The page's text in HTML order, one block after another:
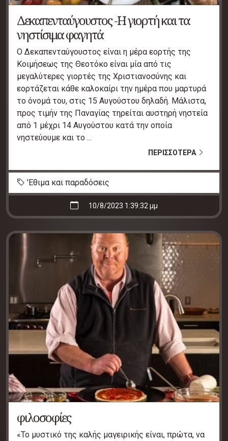
Δεκαπενταύγουστος -Η γιορτή και τα
νηστίσιμα φαγητά
Ο Δεκαπενταύγουστος είναι η μέρα εορτής της
Κοιμήσεως της Θεοτόκο είναι μία από τις
μεγαλύτερες γιορτές της Χριστιανοσύνης και
εορτάζεται κάθε καλοκαίρι την ημέρα που μαρτυρά
το όνομά του, στις 15 Αυγούστου δηλαδή. Μάλιστα,
προς τιμήν της Παναγίας τηρείται αυστηρή νηστεία
από 1 μέχρι 14 Αυγούστου κατά την οποία
νηστεύουμε και το ...
ΠΕΡΙΣΣΟΤΕΡΑ
'Εθιμα και παραδόσεις
10/8/2023 1:39:32 μμ
φιλοσοφίες
«Το μυστικό της καλής μαγειρικής είναι, πρώτα, να